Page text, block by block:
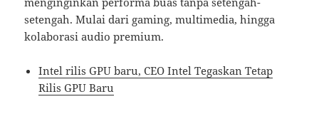
setengah. Mulai dari gaming, multimedia, hingga
kolaborasi audio premium.
Intel rilis GPU baru, CEO Intel Tegaskan Tetap
Rilis GPU Baru